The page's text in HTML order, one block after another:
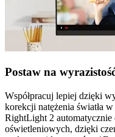
Postaw na
Współpracuj lepiej dzięki
korekcji natężenia światła
RightLight 2
oświetleniowych, dzięki